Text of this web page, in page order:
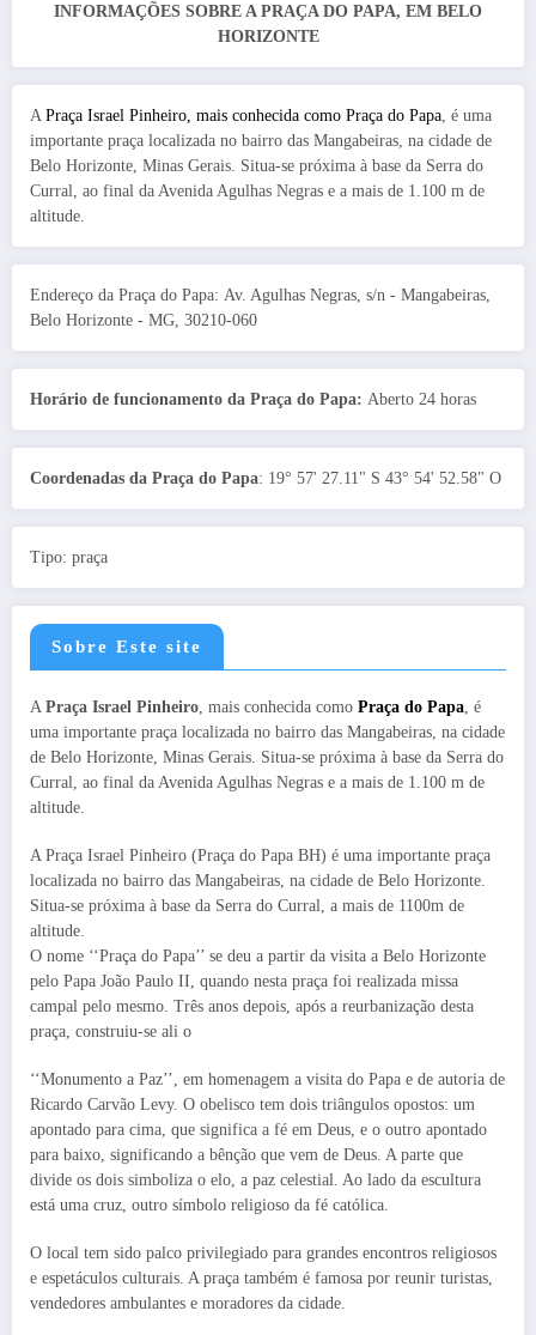
INFORMAÇÕES SOBRE A PRAÇA DO PAPA, EM BELO
HORIZONTE
A Praça Israel Pinheiro, mais conhecida como Praça do Papa , é uma
importante praça localizada no bairro das Mangabeiras, na cidade de
Belo Horizonte, Minas Gerais. Situa-se próxima à base da Serra do
Curral, ao final da Avenida Agulhas Negras e a mais de 1.100 m de
altitude.
Endereço da Praça do Papa: Av. Agulhas Negras, s/n - Mangabeiras,
Belo Horizonte - MG, 30210-060
Horário de funcionamento da Praça do Papa: Aberto 24 horas
Coordenadas da Praça do Papa: 19° 57' 27.11" S 43° 54' 52.58" O
Tipo: praça
Sobre Este site
A Praça Israel Pinheiro , mais conhecida como Praça do Papa , é
uma importante praça localizada no bairro das Mangabeiras, na cidade
de Belo Horizonte, Minas Gerais. Situa-se próxima à base da Serra do
Curral, ao final da Avenida Agulhas Negras e a mais de 1.100 m de
altitude.
A Praça Israel Pinheiro (Praça do Papa BH) é uma importante praça
localizada no bairro das Mangabeiras, na cidade de Belo Horizonte.
Situa-se próxima à base da Serra do Curral, a mais de 1100m de
altitude.
O nome ‘‘Praça do Papa’’ se deu a partir da visita a Belo Horizonte
pelo Papa João Paulo II, quando nesta praça foi realizada missa
campal pelo mesmo. Três anos depois, após a reurbanização desta
praça, construiu-se ali o
‘‘Monumento a Paz’’, em homenagem a visita do Papa e de autoria de
Ricardo Carvão Levy. O obelisco tem dois triângulos opostos: um
apontado para cima, que significa a fé em Deus, e o outro apontado
para baixo, significando a bênção que vem de Deus. A parte que
divide os dois simboliza o elo, a paz celestial. Ao lado da escultura
está uma cruz, outro símbolo religioso da fé católica.
O local tem sido palco privilegiado para grandes encontros religiosos
e espetáculos culturais. A praça também é famosa por reunir turistas,
vendedores ambulantes e moradores da cidade.